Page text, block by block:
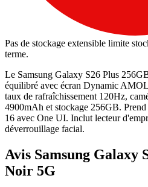
Pas de stockage extensible limite
terme.
Le Samsung Galaxy S26 Plus
équilibré avec écran Dynamic
taux de rafraîchissement 120Hz,
4900mAh et stockage 256GB.
16 avec One UI. Inclut lecteur
déverrouillage facial.
Avis Samsung Galaxy
Noir 5G